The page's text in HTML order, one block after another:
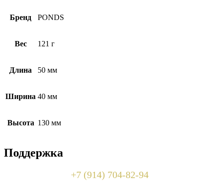
Бренд PONDS
Вес 121 г
Длина 50 мм
Ширина 40 мм
Высота 130 мм
Поддержка
+7 (914) 704-82-94